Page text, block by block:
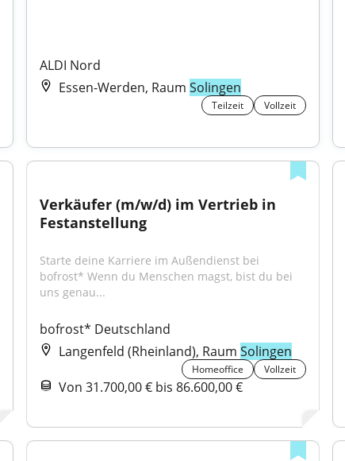
ALDI Nord
Essen-Werden, RaumSolingen
Teilzeit Vollzeit
Verkäufer (m/w/d) im Vertrieb in
Festanstellung
Starte deine Karriere im Außendienst bei
bofrost* Wenn du Menschen magst, bist du bei
uns genau...
bofrost* Deutschland
Langenfeld (Rheinland), RaumSolingen
Homeoffice Vollzeit
Von 31.700,00 € bis 86.600,00 €